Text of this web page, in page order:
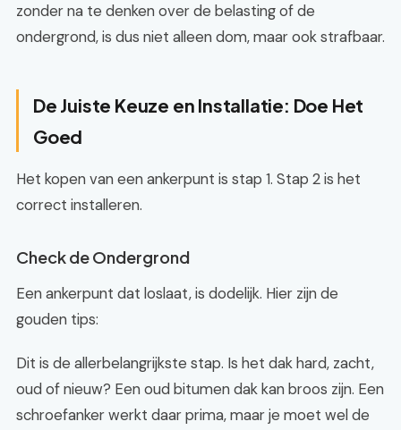
zonder na te denken over de belasting of de
ondergrond, is dus niet alleen dom, maar ook strafbaar.
De Juiste Keuze en Installatie: Doe Het
Goed
Het kopen van een ankerpunt is stap 1. Stap 2 is het
correct installeren.
Check de Ondergrond
Een ankerpunt dat loslaat, is dodelijk. Hier zijn de
gouden tips:
Dit is de allerbelangrijkste stap. Is het dak hard, zacht,
oud of nieuw? Een oud bitumen dak kan broos zijn. Een
schroefanker werkt daar prima, maar je moet wel de